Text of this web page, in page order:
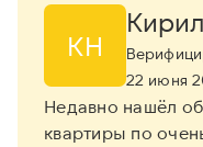
КН
22 июня
Недавно нашёл
квартиры по